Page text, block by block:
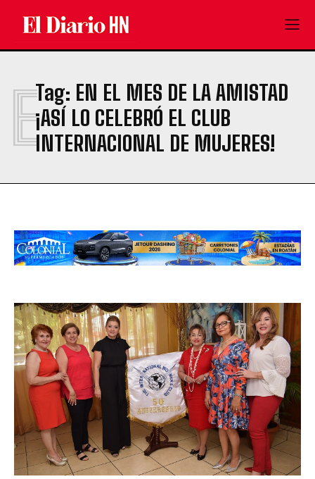
Tag: EN EL MES DE LA AMISTAD
¡ASÍ LO CELEBRÓ EL CLUB
INTERNACIONAL DE MUJERES!
E